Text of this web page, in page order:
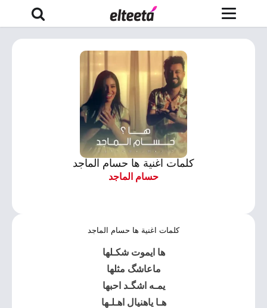
كلمات اغنية ها حسام الماجد
حسام الماجد
كلمات اغنية ها حسام الماجد
ها ايموت شكـلها
ماعاشگ مثلها
يمـه اشگـد احبها
هـا ياهنيال اهـلـها